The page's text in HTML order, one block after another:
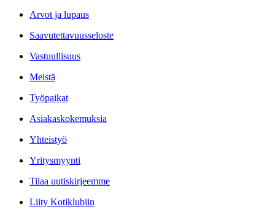
Arvot ja lupaus
Saavutettavuusseloste
Vastuullisuus
Meistä
Työpaikat
Asiakaskokemuksia
Yhteistyö
Yritysmyynti
Tilaa uutiskirjeemme
Liity Kotiklubiin